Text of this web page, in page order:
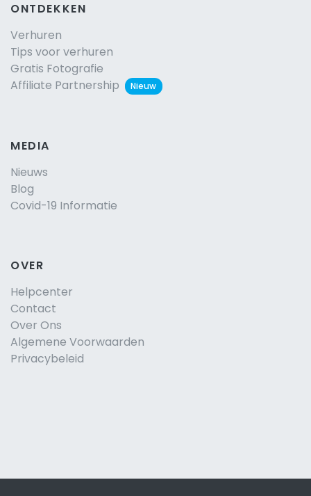
ONTDEKKEN
Verhuren
Tips voor verhuren
Gratis Fotografie
Affiliate Partnership
Nieuw
MEDIA
Nieuws
Blog
Covid-19 Informatie
OVER
Helpcenter
Contact
Over Ons
Algemene Voorwaarden
Privacybeleid